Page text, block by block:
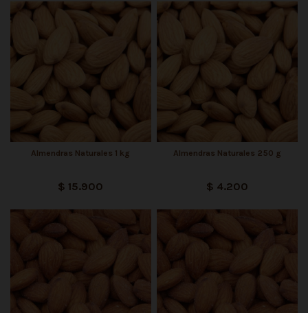
Almendras Naturales 1 kg
$ 15.900
Almendras Naturales 250 g
$ 4.200